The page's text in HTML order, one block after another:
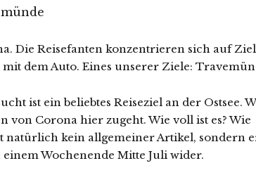
Die Reisefanten konzentrieren sich auf
dem Auto. Eines unserer Ziele:
ist ein beliebtes Reiseziel an der Ostsee.
von Corona hier zugeht. Wie voll ist es? Wie
natürlich kein allgemeiner Artikel, sondern
Wochenende Mitte Juli wider.